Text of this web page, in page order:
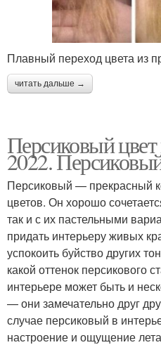
Плавный переход цвета из
читать дальше →
Персиковый цвет
2022.
Персиковый — прекрасный
цветов. Он хорошо
так и с их пастельными
придать интерьеру живых
успокоить буйство других
какой оттенок персикового
интерьере может быть и
— они замечательно друг
случае персиковый в
настроение и ощущение